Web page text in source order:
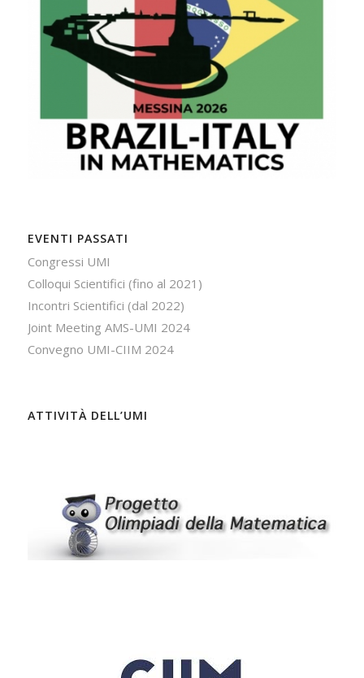
EVENTI PASSATI
Congressi UMI
Colloqui Scientifici (fino al 2021)
Incontri Scientifici (dal 2022)
Joint Meeting AMS-UMI 2024
Convegno UMI-CIIM 2024
ATTIVITÀ DELL’UMI